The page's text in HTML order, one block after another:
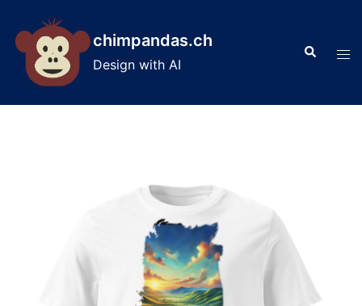
content
chimpandas.ch
Design with AI
Search